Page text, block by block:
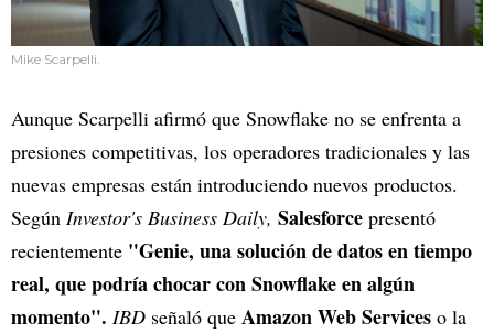
Mike Scarpelli.
Aunque Scarpelli afirmó que Snowflake no se enfrenta a
presiones competitivas, los operadores tradicionales y las
nuevas empresas están introduciendo nuevos productos.
Según Investor's Business Daily, Salesforce presentó
recientemente "Genie, una solución de datos en tiempo
real, que podría chocar con Snowflake en algún
momento". IBD señaló que Amazon Web Services o la